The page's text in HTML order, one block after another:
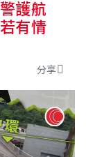
警護航
有情
分享